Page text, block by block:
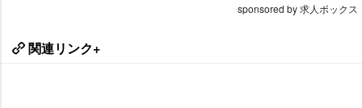
sponsored by 求人ボックス
関連リンク+